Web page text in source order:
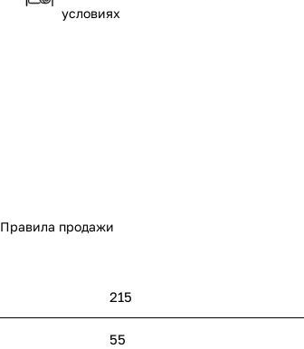
условиях
Правила продажи
215
55